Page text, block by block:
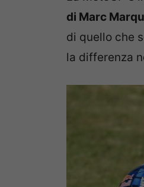
di Marc
di quello che
la differenza